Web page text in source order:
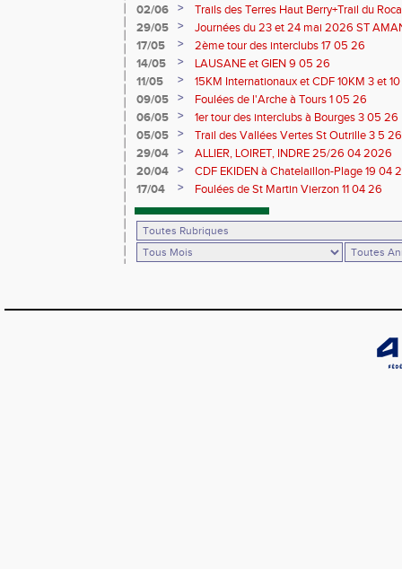
02/06
>
Trails des Terres Haut Berry+Trail du
du Berry 30/31 05 2026
29/05 >
Journées du 23 et 24 mai 2026 ST
17/05
>
2ème tour des interclubs 17 05 26
14/05
>
LAUSANE et GIEN 9 05 26
11/05
>
15KM Internationaux et CDF 10KM 3 et
09/05
>
Foulées de l'Arche à Tours 1 05 26
06/05
>
1er tour des interclubs à Bourges 3 05 26
05/05
>
Trail des Vallées Vertes St Outrille 3 5 26
29/04
>
ALLIER, LOIRET, INDRE 25/26 04 2026
20/04
>
CDF EKIDEN à Chatelaillon-Plage 19 04
17/04
> Foulées de St Martin Vierzon 11 04 26